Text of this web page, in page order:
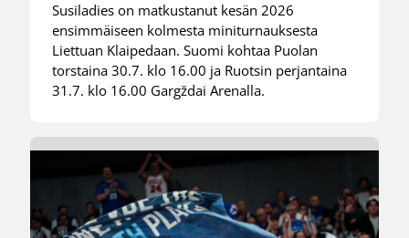
Susiladies on matkustanut kesän 2026
ensimmäiseen kolmesta miniturnauksesta
Liettuan Klaipedaan. Suomi kohtaa Puolan
torstaina 30.7. klo 16.00 ja Ruotsin perjantaina
31.7. klo 16.00 Gargždai Arenalla.